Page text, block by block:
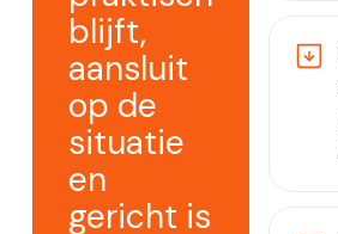
blijft,
aansluit
op de
situatie
en
gericht is